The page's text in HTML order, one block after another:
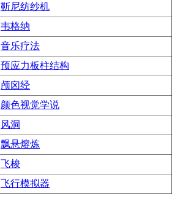
靳尼纺纱机
韦格纳
音乐疗法
预应力板柱结构
颅囟经
颜色视觉学说
风洞
飘悬熔炼
飞梭
飞行模拟器